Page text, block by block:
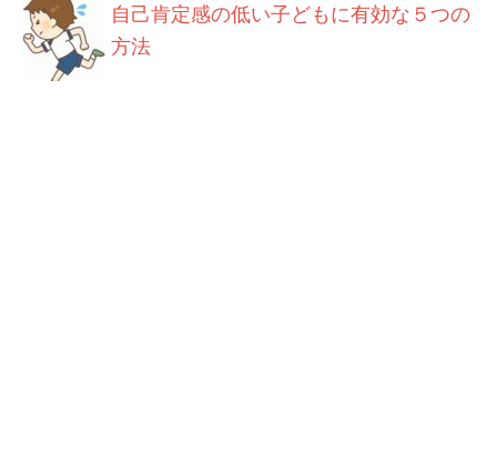
自己肯定感の低い子どもに有効な５つの
方法